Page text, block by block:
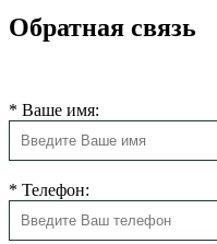
Обратная связь
* Ваше имя:
* Телефон: